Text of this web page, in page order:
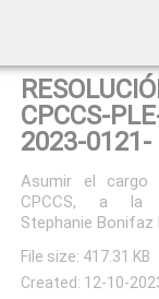
CPCCS-
2023-
Asumir el cargo
CPCCS, a la
Stephanie Bonifaz
File size: 417.31 KB
Created: 12-10-